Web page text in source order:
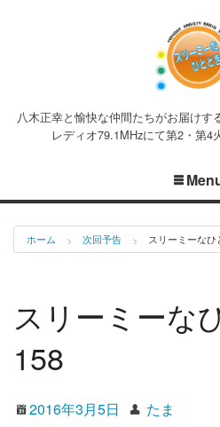
八木正幸と愉快な仲間たちがお届け
レディオ79.1MHzにて第2・第4
ホーム 次回予告 スリーミーなひ
スリーミーな
158
2016年3月5日 たま